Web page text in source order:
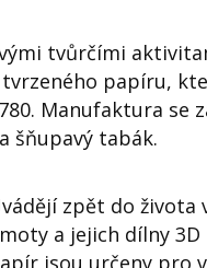
tvůrčími
tvrzeného papíru,
Manufaktura se
šňupavý tabák.
zpět do
a jejich dílny
jsou určeny pro